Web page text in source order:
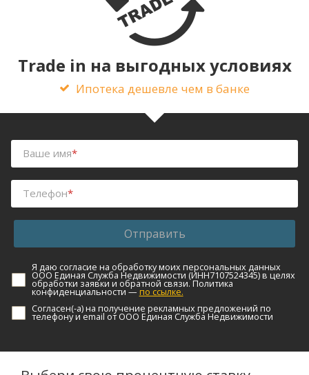
Trade in на выгодных условиях
Ипотека дешевле чем в банке
Ваше имя*
Телефон*
Отправить
Я даю согласие на обработку моих персональных данных
ООО Единая Служба Недвижимости (ИНН7107524345) в целях
обработки заявки и обратной связи. Политика
конфиденциальности — по ссылке.
Согласен(-а) на получение рекламных предложений по
телефону и email от ООО Единая Служба Недвижимости